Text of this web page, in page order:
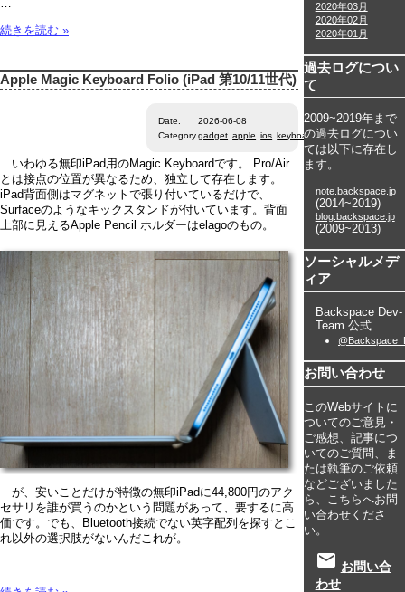
続きを読む »
Apple Magic Keyboard Folio (iPad 第10/11世代)
Date.
2026-06-08
Category.gadget apple ios keyboard
いわゆる無印iPad用のMagic Keyboardです。 Pro/Air
とは接点の位置が異なるため、独立して存在します。
iPad背面側はマグネットで張り付いているだけで、
Surfaceのようなキックスタンドが付いています。背面
上部に見えるApple Pencil ホルダーはelagoのもの。
が、安いことだけが特徴の無印iPadに44,800円のアク
セサリを誰が買うのかという問題があって、要するに高
価です。でも、Bluetooth接続でない英字配列を探すとこ
れ以外の選択肢がないんだこれが。
…
2020年03月
2020年02月
2020年01月
過去ログについ
て
2009~2019年まで
の過去ログについ
ては以下に存在し
ます。
note.backspace.jp
(2014~2019)
blog.backspace.jp
(2009~2013)
ソーシャルメデ
ィア
Backspace Dev-
Team 公式
お問い合わせ
このWebサイトに
ついてのご意見・
ご感想、記事につ
いてのご質問、ま
たは執筆のご依頼
などございました
ら、こちらへお問
い合わせくださ
い。
email お問い合
わせ